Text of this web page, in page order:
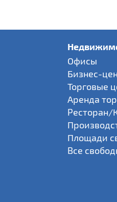
Офисы
Бизнес-
Торговые
Аренда
Ресторан/
Площади
Все